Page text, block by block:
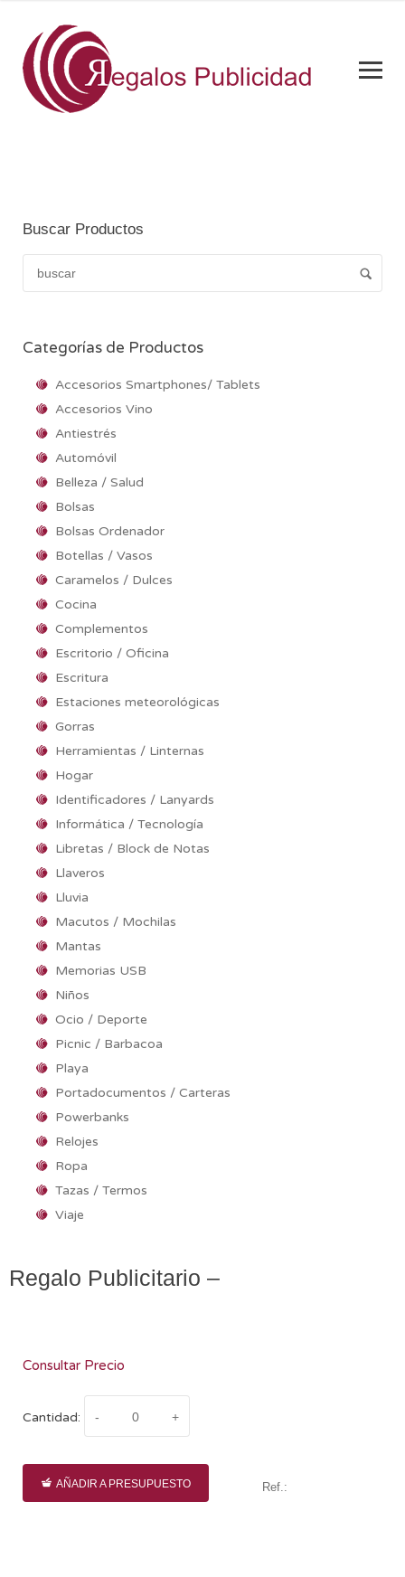
Buscar Productos
Categorías de Productos
Accesorios Smartphones/ Tablets
Accesorios Vino
Antiestrés
Automóvil
Belleza / Salud
Bolsas
Bolsas Ordenador
Botellas / Vasos
Caramelos / Dulces
Cocina
Complementos
Escritorio / Oficina
Escritura
Estaciones meteorológicas
Gorras
Herramientas / Linternas
Hogar
Identificadores / Lanyards
Informática / Tecnología
Libretas / Block de Notas
Llaveros
Lluvia
Macutos / Mochilas
Mantas
Memorias USB
Niños
Ocio / Deporte
Picnic / Barbacoa
Playa
Portadocumentos / Carteras
Powerbanks
Relojes
Ropa
Tazas / Termos
Viaje
Regalo Publicitario –
Consultar Precio
Cantidad:
AÑADIR A PRESUPUESTO Ref.: